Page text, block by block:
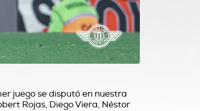
juego se disputó en nuestra
Rojas, Diego Viera, Néstor